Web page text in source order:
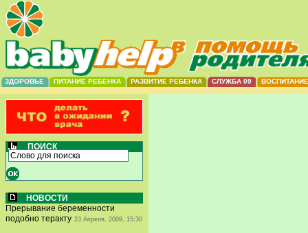
ЗДОРОВЬЕ ПИТАНИЕ РЕБЕНКА РАЗВИТИЕ РЕБЕНКА СЛУЖБА 09 ВОСПИТАНИЕ
ПОИСК
НОВОСТИ
Прерывание беременности
подобно теракту 23 Апреля, 2009, 15:30